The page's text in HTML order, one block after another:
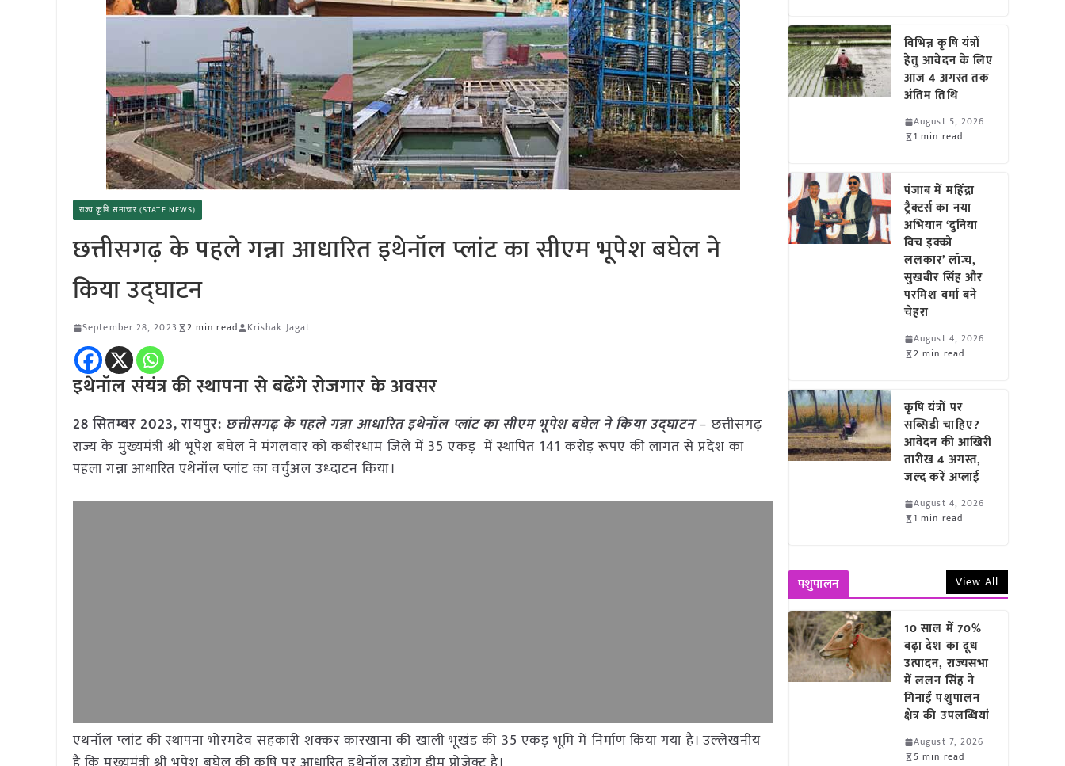
राज्य कृषि समाचार (STATE NEWS)
छत्तीसगढ़ के पहले गन्ना आधारित इथेनॉल प्लांट का सीएम भूपेश बघेल ने
किया उद्घाटन
September 28, 2023 2 min read Krishak Jagat
इथेनॉल संयंत्र की स्थापना से बढेंगे रोजगार के अवसर
28 सितम्बर 2023, रायपुर: छत्तीसगढ़ के पहले गन्ना आधारित इथेनॉल प्लांट का सीएम भूपेश बघेल ने किया उद्घाटन– छत्तीसगढ़
राज्य के मुख्यमंत्री श्री भूपेश बघेल ने मंगलवार को कबीरधाम जिले में 35 एकड़ में स्थापित 141 करोड़ रूपए की लागत से प्रदेश का
पहला गन्ना आधारित एथेनॉल प्लांट का वर्चुअल उध्दाटन किया।
एथनॉल प्लांट की स्थापना भोरमदेव सहकारी शक्कर कारखाना की खाली भूखंड की 35 एकड़ भूमि में निर्माण किया गया है। उल्लेखनीय
विभिन्न कृषि यंत्रों
हेतु आवेदन के लिए
आज 4 अगस्त तक
अंतिम तिथि
August 5, 2026
1 min read
पंजाब में महिंद्रा
ट्रैक्टर्स का नया
अभियान ‘दुनिया
विच इक्को
ललकार’ लॉन्च,
सुखबीर सिंह और
परमिश वर्मा बने
चेहरा
August 4, 2026
2 min read
कृषि यंत्रों पर
सब्सिडी चाहिए?
आवेदन की आखिरी
तारीख 4 अगस्त,
जल्द करें अप्लाई
August 4, 2026
1 min read
पशुपालन View All
10 साल में 70%
बढ़ा देश का दूध
उत्पादन, राज्यसभा
में ललन सिंह ने
गिनाईं पशुपालन
क्षेत्र की उपलब्धियां
August 7, 2026
5 min read